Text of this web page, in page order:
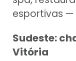
esportivas —
Sudeste:
Vitória